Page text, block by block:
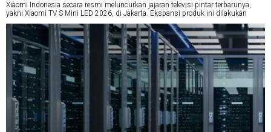
Xiaomi Indonesia secara resmi meluncurkan jajaran televisi pintar terbarunya,
yakni Xiaomi TV S Mini LED 2026, di Jakarta. Ekspansi produk ini dilakukan